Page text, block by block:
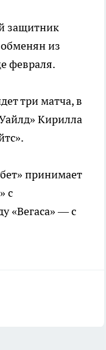
защитник
из
февраля.
три матча, в
Кирилла
принимает
с
«Вегаса» — с